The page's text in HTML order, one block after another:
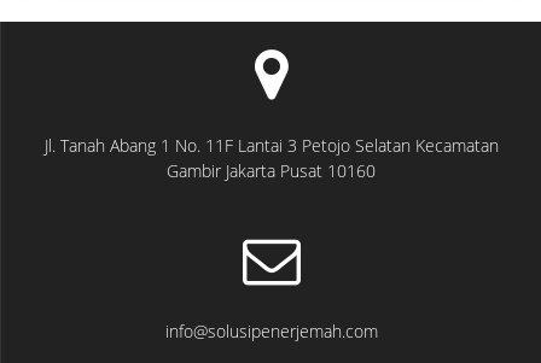
Jl. Tanah Abang 1 No. 11F Lantai 3 Petojo Selatan Kecamatan
Gambir Jakarta Pusat 10160
info@solusipenerjemah.com